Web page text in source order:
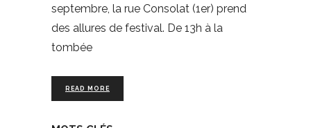
septembre, la rue Consolat (1er) prend
des allures de festival. De 13h à la
tombée
READ MORE